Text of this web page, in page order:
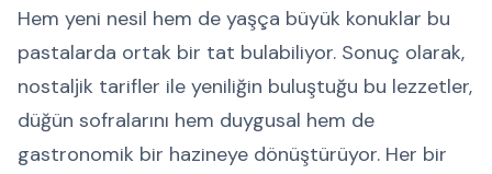
Hem yeni nesil hem de yaşça büyük konuklar bu
pastalarda ortak bir tat bulabiliyor. Sonuç olarak,
nostaljik tarifler ile yeniliğin buluştuğu bu lezzetler,
düğün sofralarını hem duygusal hem de
gastronomik bir hazineye dönüştürüyor. Her bir